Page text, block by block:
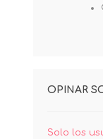
OPINAR
Solo los